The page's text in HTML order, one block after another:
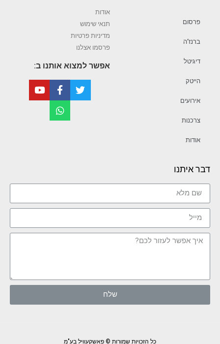
פרסום
ברנז’ה
דיגיטל
הייטק
אירועים
צרכנות
אודות
אודות
תנאי שימוש
מדיניות פרטיות
פרסמו אצלנו
אפשר למצוא אותנו ב:
דבר איתנו
שלח
כל הזכויות שמורות © פאשקעוויל בע"מ